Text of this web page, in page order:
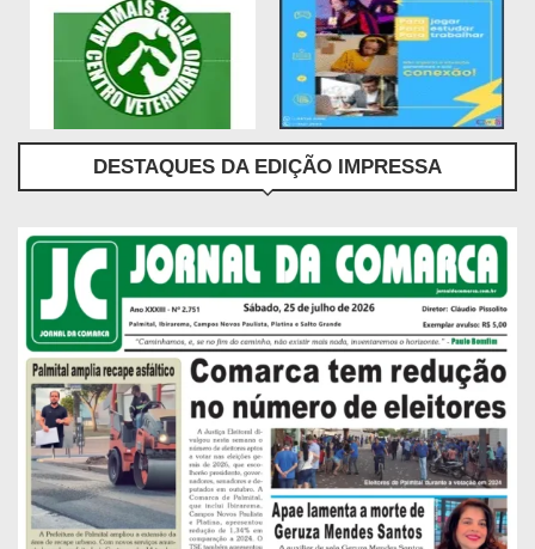
DESTAQUES DA EDIÇÃO IMPRESSA